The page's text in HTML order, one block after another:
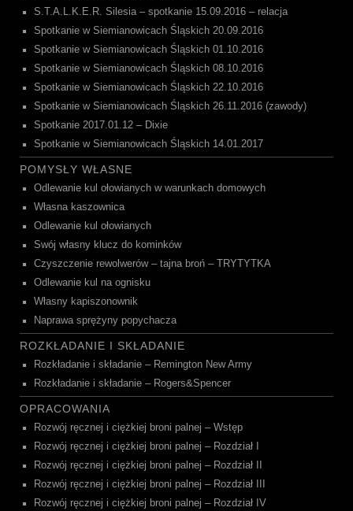
S.T.A.L.K.E.R. Silesia – spotkanie 15.09.2016 – relacja
Spotkanie w Siemianowicach Śląskich 20.09.2016
Spotkanie w Siemianowicach Śląskich 01.10.2016
Spotkanie w Siemianowicach Śląskich 08.10.2016
Spotkanie w Siemianowicach Śląskich 22.10.2016
Spotkanie w Siemianowicach Śląskich 26.11.2016 (zawody)
Spotkanie 2017.01.12 – Dixie
Spotkanie w Siemianowicach Śląskich 14.01.2017
POMYSŁY WŁASNE
Odlewanie kul ołowianych w warunkach domowych
Własna kaszownica
Odlewanie kul ołowianych
Swój własny klucz do kominków
Czyszczenie rewolwerów – tajna broń – TRYTYTKA
Odlewanie kul na ognisku
Własny kapiszonownik
Naprawa sprężyny popychacza
ROZKŁADANIE I SKŁADANIE
Rozkładanie i składanie – Remington New Army
Rozkładanie i składanie – Rogers&Spencer
OPRACOWANIA
Rozwój ręcznej i ciężkiej broni palnej – Wstęp
Rozwój ręcznej i ciężkiej broni palnej – Rozdział I
Rozwój ręcznej i ciężkiej broni palnej – Rozdział II
Rozwój ręcznej i ciężkiej broni palnej – Rozdział III
Rozwój ręcznej i ciężkiej broni palnej – Rozdział IV